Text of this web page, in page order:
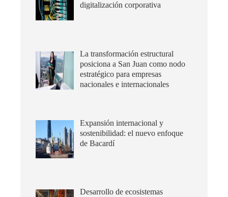
digitalización corporativa
La transformación estructural
posiciona a San Juan como nodo
estratégico para empresas
nacionales e internacionales
Expansión internacional y
sostenibilidad: el nuevo enfoque
de Bacardí
Desarrollo de ecosistemas